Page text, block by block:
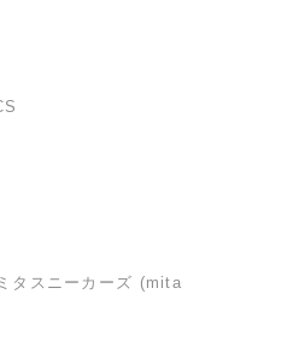
ミタスニーカーズ (mita